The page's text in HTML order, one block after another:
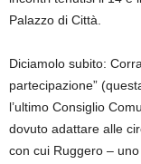
Palazzo di Città.
Diciamolo subito:
partecipazione”
l’ultimo Consiglio
dovuto adattare alle
con cui Ruggero –